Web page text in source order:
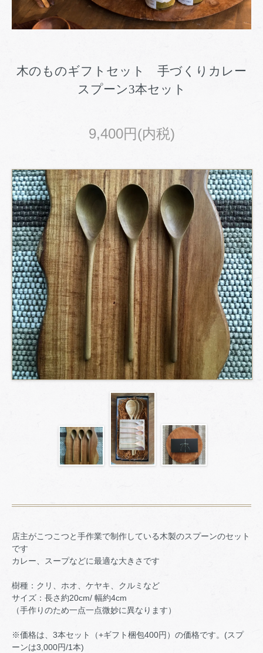
木のものギフトセット 手づくりカレー
スプーン3本セット
9,400円(内税)
店主がこつこつと手作業で制作している木製のスプーンのセット
です
カレー、スープなどに最適な大きさです
樹種：クリ、ホオ、ケヤキ、クルミなど
サイズ：長さ約20cm/ 幅約4cm
（手作りのため一点一点微妙に異なります）
※価格は、3本セット（+ギフト梱包400円）の価格です。(スプ
ーンは3,000円/1本)